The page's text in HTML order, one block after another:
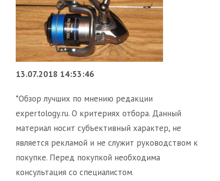
13.07.2018 14:53:46
*Обзор лучших по мнению редакции
expertology.ru. О критериях отбора. Данный
материал носит субъективный характер, не
является рекламой и не служит руководством к
покупке. Перед покупкой необходима
консультация со специалистом.